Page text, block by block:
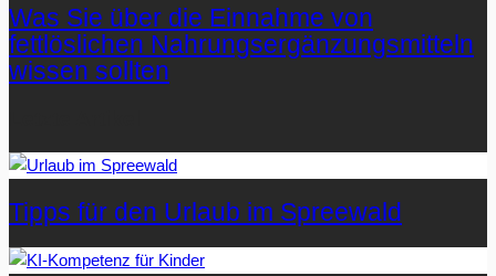
Was Sie über die Einnahme von
fettlöslichen Nahrungsergänzungsmitteln
wissen sollten
Tipps für den Urlaub im Spreewald